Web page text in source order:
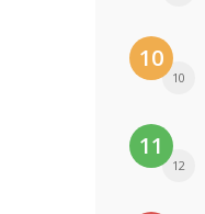
10
10
11
12